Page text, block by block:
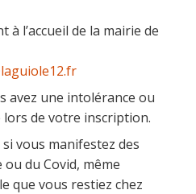
l’accueil de la mairie de
avez une intolérance ou
de votre inscription.
vous manifestez des
du Covid, même
que vous restiez chez